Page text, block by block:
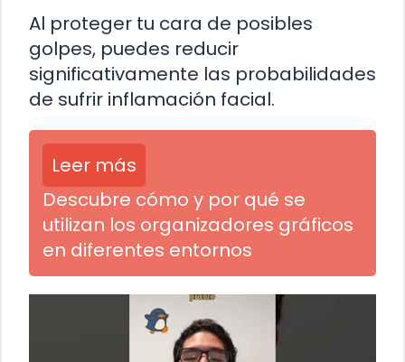
Al proteger tu cara de posibles
golpes, puedes reducir
significativamente las probabilidades
de sufrir inflamación facial.
Leer más
Descubre cómo y por qué se
utilizan los organizadores gráficos
en diferentes entornos